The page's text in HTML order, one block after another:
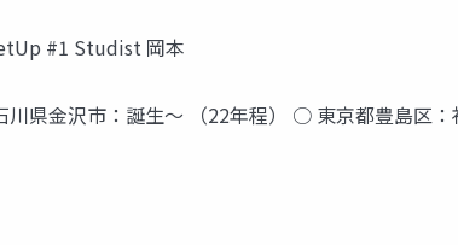
#1 Studist 岡本
県金沢市：誕生〜 （22年程） ○ 東京都豊島区